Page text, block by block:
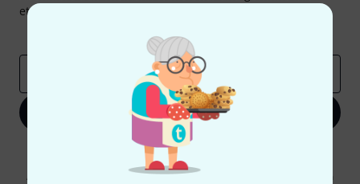
etwas Glück einen von
Inspirierende Beiträge
Jetzt anmelden
Mit Klick auf „Jetzt anmelden“ stimmen Sie dem Erhalt von E-Mail-
Werbung und einer Messung des E-Mail-Nutzungsverhaltens zu. Die
Abmeldung ist jederzeit möglich. Weitere Informationen finden Sie in